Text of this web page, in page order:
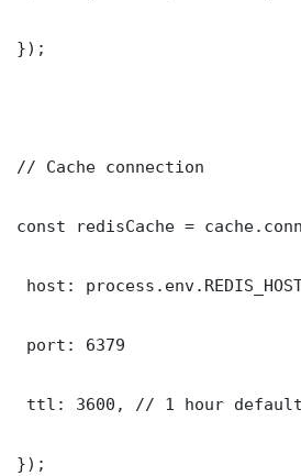
});
// Cache connection
const redisCache =
host:
port: 6379
ttl: 3600, // 1 hour default
});